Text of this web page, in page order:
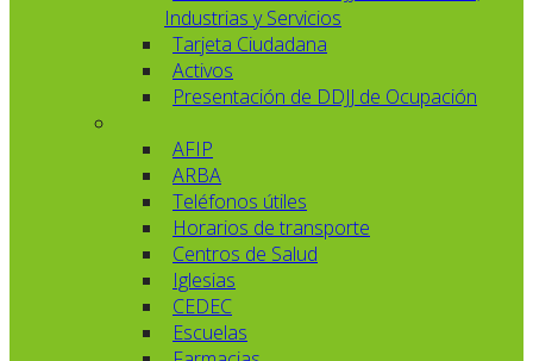
Industrias y Servicios
Tarjeta Ciudadana
Activos
Presentación de DDJJ de Ocupación
AFIP
ARBA
Teléfonos útiles
Horarios de transporte
Centros de Salud
Iglesias
CEDEC
Escuelas